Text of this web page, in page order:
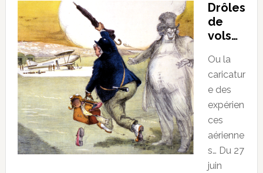
Drôles
de
vols…
Ou la
caricatur
e des
expérien
ces
aérienne
s… Du 27
juin